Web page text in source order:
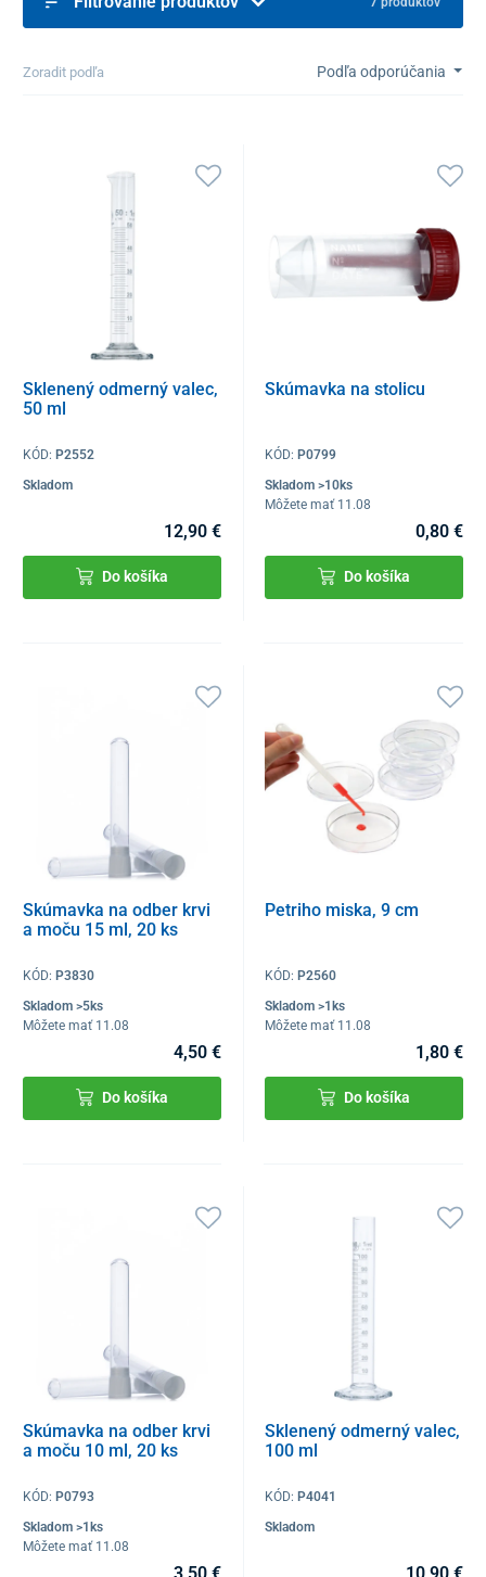
Zoradit podľa Podľa odporúčania
Sklenený odmerný valec,
50 ml
KÓD: P2552
Skladom
12,90 €
Do košíka
Skúmavka na stolicu
KÓD:P0799
Skladom >10ks
Môžete mať 11.08
0,80 €
Do košíka
Skúmavka na odber krvi
a moču 15 ml, 20 ks
KÓD: P3830
Skladom >5ks
Môžete mať 11.08
4,50 €
Do košíka
Petriho miska, 9 cm
KÓD:P2560
Skladom >1ks
Môžete mať 11.08
1,80 €
Do košíka
Skúmavka na odber krvi
a moču 10 ml, 20 ks
KÓD: P0793
Skladom >1ks
Môžete mať 11.08
3,50 €
Sklenený odmerný valec,
100 ml
KÓD:P4041
Skladom
10,90 €